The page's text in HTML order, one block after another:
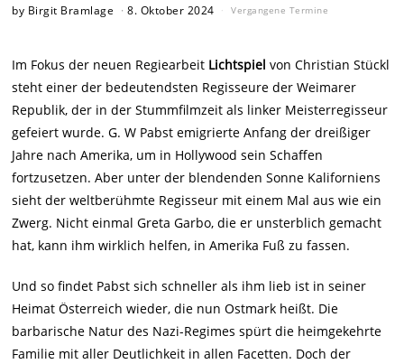
by Birgit Bramlage 8. Oktober 2024 Vergangene Termine
Im Fokus der neuen Regiearbeit Lichtspiel von Christian Stückl
steht einer der bedeutendsten Regisseure der Weimarer
Republik, der in der Stummfilmzeit als linker Meisterregisseur
gefeiert wurde. G. W Pabst emigrierte Anfang derdreißiger
Jahre nach Amerika, um in Hollywood sein Schaffen
fortzusetzen. Aber unter der blendenden Sonne Kaliforniens
sieht der weltberühmte Regisseur miteinem Mal aus wie ein
Zwerg. Nicht einmal Greta Garbo, die er unsterblichgemacht
hat, kann ihm wirklich helfen, in Amerika Fuß zu fassen.
Und so findet Pabst sich schneller als ihm lieb ist in seiner
Heimat Österreichwieder, die nun Ostmark heißt. Die
barbarische Natur des Nazi-Regimes spürtdie heimgekehrte
Familie mit aller Deutlichkeit in allen Facetten. Doch der